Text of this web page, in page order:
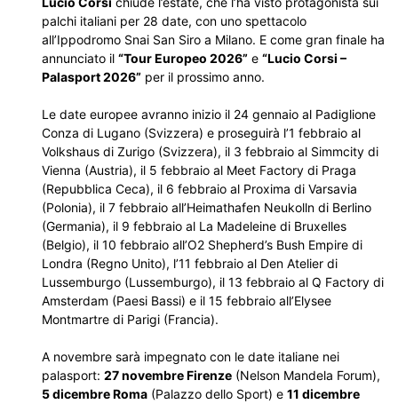
palchi italiani per 28 date, con uno spettacolo
all’Ippodromo Snai San Siro a Milano. E come gran finale ha
annunciato il “Tour Europeo 2026” e “Lucio Corsi –
Palasport 2026” per il prossimo anno.
Le date europee avranno inizio il 24 gennaio al Padiglione
Conza di Lugano (Svizzera) e proseguirà l’1 febbraio al
Volkshaus di Zurigo (Svizzera), il 3 febbraio al Simmcity di
Vienna (Austria), il 5 febbraio al Meet Factory di Praga
(Repubblica Ceca), il 6 febbraio al Proxima di Varsavia
(Polonia), il 7 febbraio all’Heimathafen Neukolln di Berlino
(Germania), il 9 febbraio al La Madeleine di Bruxelles
(Belgio), il 10 febbraio all’O2 Shepherd’s Bush Empire di
Londra (Regno Unito), l’11 febbraio al Den Atelier di
Lussemburgo (Lussemburgo), il 13 febbraio al Q Factory di
Amsterdam (Paesi Bassi) e il 15 febbraio all’Elysee
Montmartre di Parigi (Francia).
A novembre sarà impegnato con le date italiane nei
palasport: 27 novembre Firenze (Nelson Mandela Forum),
5 dicembre Roma (Palazzo dello Sport) e 11 dicembre